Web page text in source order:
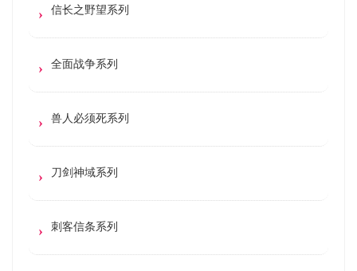
信长之野望系列
全面战争系列
兽人必须死系列
刀剑神域系列
刺客信条系列